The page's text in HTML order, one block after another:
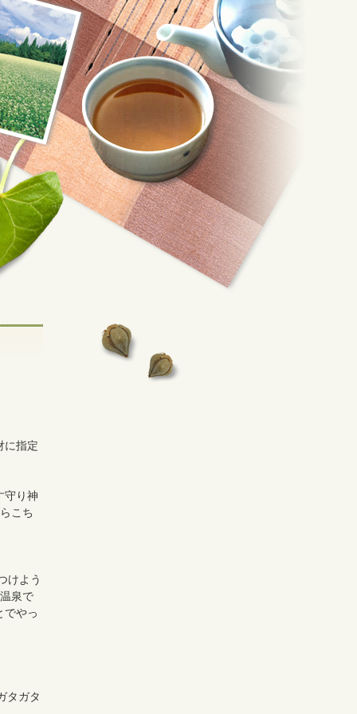
に指定
守り神
こち
けよう
泉で
でやっ
タガタ